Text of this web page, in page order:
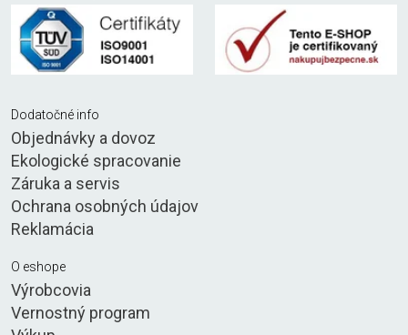
Dodatočné info
Objednávky a dovoz
Ekologické spracovanie
Záruka a servis
Ochrana osobných údajov
Reklamácia
O eshope
Výrobcovia
Vernostný program